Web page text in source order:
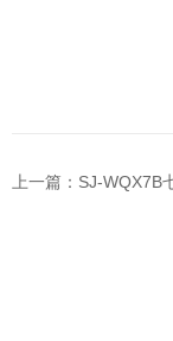
上一篇： SJ-WQX7B